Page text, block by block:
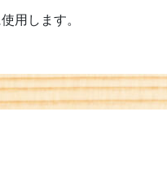
用します。